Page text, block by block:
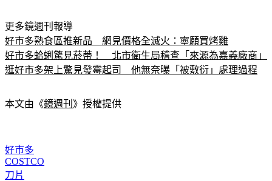
更多鏡週刊報導
好市多熟食區推新品　網見價格全滅火：寧願買烤雞
好市多蛤蜊驚見菸蒂！　北市衛生局稽查「來源為嘉義廠商」
逛好市多架上驚見發霉起司　他無奈曝「被敷衍」處理過程
本文由《鏡週刊 》授權提供
好市多
COSTCO
刀片